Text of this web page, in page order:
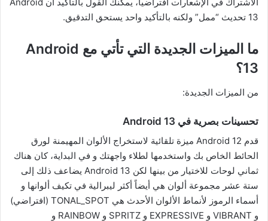
الاشتراك في الإشعارات افتراضياً، يمكنك القول بالتأكيد أن Android
13 تحديث “ممل” ولكنه بالتأكيد واحد يستحق التدقيق.
ما الميزات الجديدة التي تأتي مع Android
13؟
من الميزات الجديدة:
تحسينات بصرية في Android 13
قدم Android 12 ميزة تلقائية لاستخراج الألوان المهيمنة لورق
الحائط الخاص بك واستخدمها لطلاء واجهتك و في البداية، كان هناك
ثماني لوحات للاختيار من بينها لكن Android 13 يضاعف ذلك إلى
ستة عشر مجموعة ألوان هي أيضاً أكثر ليبرالية في تكيف ألوانها و
أسماء الرموز لأنماط الألوان الأحدث هي TONAL_SPOT (افتراضي)
و VIBRANT و EXPRESSIVE و SPRITZ و RAINBOW و